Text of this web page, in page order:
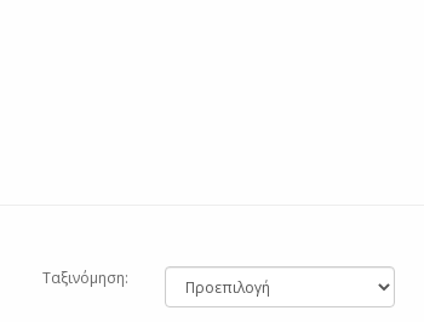
Ταξινόμηση: